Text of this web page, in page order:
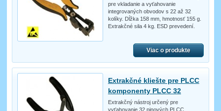
pre vkladanie a vyťahovanie
integrovaných obvodov s 22 až 32
kolíky. Dĺžka 158 mm, hmotnosť 155 g.
Extrakčné sila 4 kg. ESD prevedení.
Viac o produkte
Extrakčné kliešte pre PLCC
komponenty PLCC 32
Extrakčný nástroj určený pre
vyťahovanie 32 pinových PLCC